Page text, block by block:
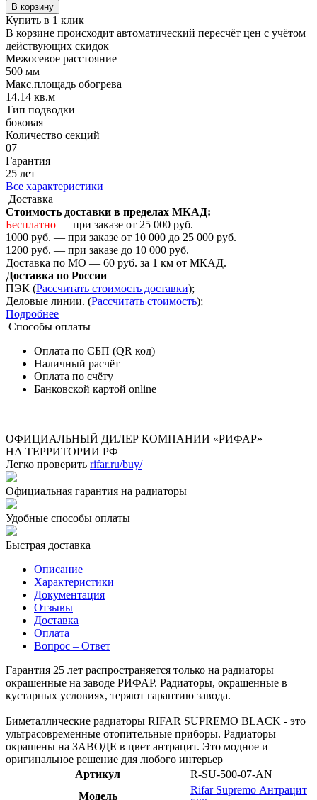
В корзину
Купить в 1 клик
В корзине происходит автоматический пересчёт цен с учётом
действующих скидок
Межосевое расстояние
500 мм
Макс.площадь обогрева
14.14 кв.м
Тип подводки
боковая
Количество cекций
07
Гарантия
25 лет
Все характеристики
Доставка
Стоимость доставки в пределах МКАД:
Бесплатно — при заказе от 25 000 руб.
1000 руб. — при заказе от 10 000 до 25 000 руб.
1200 руб. — при заказе до 10 000 руб.
Доставка по МО — 60 руб. за 1 км от МКАД.
Доставка по России
ПЭК (Рассчитать стоимость доставки);
Деловые линии. (Рассчитать стоимость);
Подробнее
Способы оплаты
Оплата по СБП (QR код)
Наличный расчёт
Оплата по счёту
Банковской картой online
ОФИЦИАЛЬНЫЙ ДИЛЕР КОМПАНИИ «РИФАР»
НА ТЕРРИТОРИИ РФ
Легко проверить rifar.ru/buy/
Официальная гарантия на радиаторы
Удобные способы оплаты
Быстрая доставка
Описание
Характеристики
Документация
Отзывы
Доставка
Оплата
Вопрос – Ответ
Гарантия 25 лет распространяется только на радиаторы
окрашенные на заводе РИФАР. Радиаторы, окрашенные в
кустарных условиях, теряют гарантию завода.
Биметаллические радиаторы RIFAR SUPREMO BLACK - это
ультрасовременные отопительные приборы. Радиаторы
окрашены на ЗАВОДЕ в цвет антрацит. Это модное и
оригинальное решение для любого интерьер
Артикул
R-SU-500-07-AN
Модель
Rifar Supremo Антрацит